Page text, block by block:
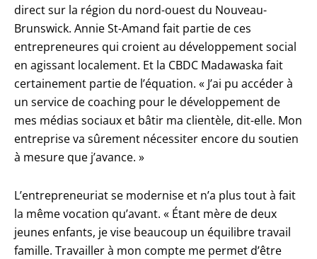
direct sur la région du nord-ouest du Nouveau-
Brunswick. Annie St-Amand fait partie de ces
entrepreneures qui croient au développement social
en agissant localement. Et la CBDC Madawaska fait
certainement partie de l’équation. « J’ai pu accéder à
un service de coaching pour le développement de
mes médias sociaux et bâtir ma clientèle, dit-elle. Mon
entreprise va sûrement nécessiter encore du soutien
à mesure que j’avance. »
L’entrepreneuriat se modernise et n’a plus tout à fait
la même vocation qu’avant. « Étant mère de deux
jeunes enfants, je vise beaucoup un équilibre travail
famille. Travailler à mon compte me permet d’être